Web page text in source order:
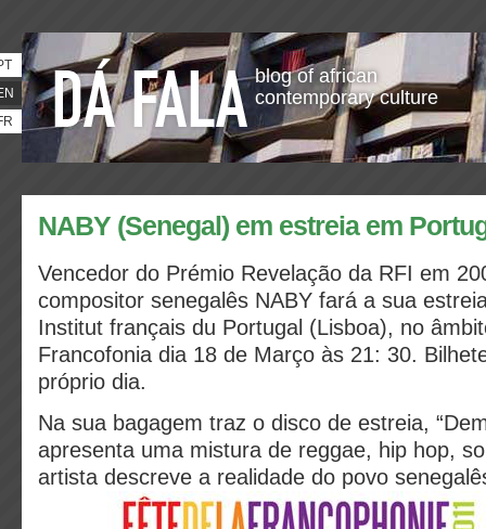
blog of african
contemporary culture
NABY (Senegal) em estreia em
Vencedor do Prémio Revelação da RFI em
compositor senegalês NABY fará a sua
Institut français du Portugal (Lisboa), no
Francofonia dia 18 de Março às 21: 30.
próprio dia.
Na sua bagagem traz o disco de estreia,
apresenta uma mistura de reggae, hip hop,
artista descreve a realidade do povo